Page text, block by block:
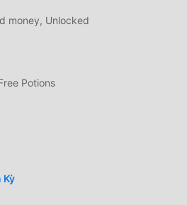
era.🎮 Play whenever
or offline. Build
lead your dinosaurs to victory.
Hunt now and conquer
Become the king, control
world!
çok popüler bir rpg oyunu
seven birçok hayran
mod apk ücretsiz oyun
money, Unlocked
Potions
Kỳ